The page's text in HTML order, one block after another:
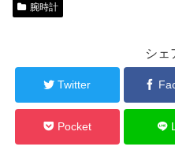
腕時計
シェ
Twitter
Pocket